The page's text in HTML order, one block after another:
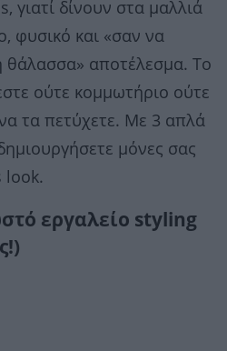
γιατί δίνουν στα μαλλιά
φυσικό και «σαν να
θάλασσα» αποτέλεσμα. Το
ούτε κομμωτήριο ούτε
τα πετύχετε. Με 3 απλά
μόνες σας
look.
εργαλείο styling